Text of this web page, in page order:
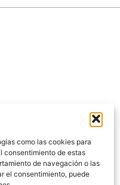
como las cookies para
consentimiento de estas
de navegación o las
el consentimiento, puede